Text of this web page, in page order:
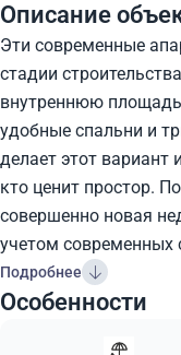
Описание
Эти современные
стадии
внутреннюю
удобные спальни и
делает этот вариант
кто ценит простор.
совершенно новая
учетом современных
Подробнее
Особенности